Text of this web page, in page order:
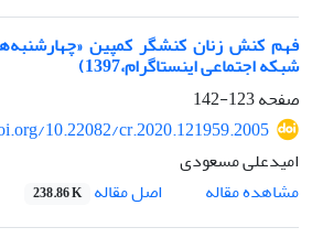
فهم کنش زنان کنشگر کمپین
شبکه اجتماعی اینستاگرام،1397)
صفحه123-142
10.22082/cr.2020.121959.2005
امیدعلی مسعودی
مشاهده مقاله
اصل مقاله 238.86 K